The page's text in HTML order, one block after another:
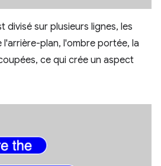
divisé sur plusieurs lignes, les
plan, l'ombre portée, la
ce qui crée un aspect